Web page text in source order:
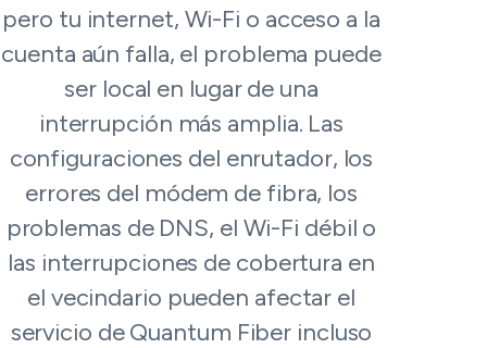
pero tu internet, Wi-Fi o acceso a la
cuenta aún falla, el problema puede
ser local en lugar de una
interrupción más amplia. Las
configuraciones del enrutador, los
errores del módem de fibra, los
problemas de DNS, el Wi-Fi débil o
las interrupciones de cobertura en
el vecindario pueden afectar el
servicio de Quantum Fiber incluso